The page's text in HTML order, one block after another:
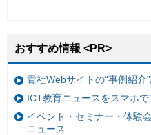
おすすめ情報 <PR>
貴社Webサイトの“事例紹介
ICT教育ニュースをスマホ
イベント・セミナー・体験
ニュース